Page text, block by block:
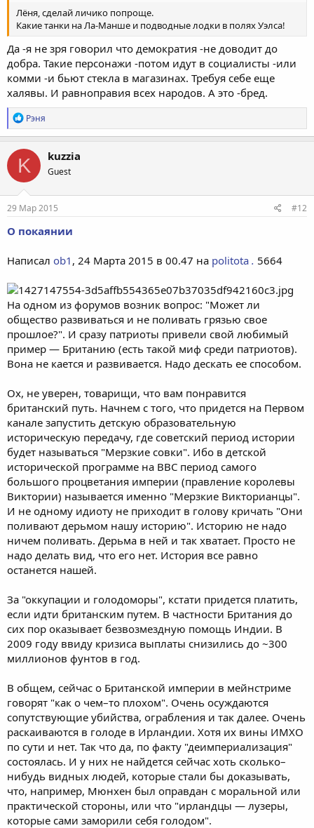
Лёня, сделай личико попроще.
Какие танки на Ла-Манше и подводные лодки в полях Уэлса!
Да -я не зря говорил что демократия -не доводит до
добра. Такие персонажи -потом идут в социалисты -или
комми -и бьют стекла в магазинах. Требуя себе еще
халявы. И равноправия всех народов. А это -бред.
Р
е
а
к
ц
и
и
:
Рэня
K kuzzia
Guest
29 Мар 2015 #12
О покаянии
Написал ob1 , 24 Марта 2015 в 00.47 на politota . 5664
На одном из форумов возник вопрос: "Может ли
общество развиваться и не поливать грязью свое
прошлое?". И сразу патриоты привели свой любимый
пример — Британию (есть такой миф среди патриотов).
Вона не кается и развивается. Надо дескать ее способом.
Ох, не уверен, товарищи, что вам понравится
британский путь. Начнем с того, что придется на Первом
канале запустить детскую образовательную
историческую передачу, где советский период истории
будет называться "Мерзкие совки". Ибо в детской
исторической программе на BBC период самого
большого процветания империи (правление королевы
Виктории) называется именно "Мерзкие Викторианцы".
И не одному идиоту не приходит в голову кричать "Они
поливают дерьмом нашу историю". Историю не надо
ничем поливать. Дерьма в ней и так хватает. Просто не
надо делать вид, что его нет. История все равно
останется нашей.
За "оккупации и голодоморы", кстати придется платить,
если идти британским путем. В частности Британия до
сих пор оказывает безвозмездную помощь Индии. В
2009 году ввиду кризиса выплаты снизились до ~300
миллионов фунтов в год.
В общем, сейчас о Британской империи в мейнстриме
говорят "как о чем–то плохом". Очень осуждаются
сопутствующие убийства, ограбления и так далее. Очень
раскаиваются в голоде в Ирландии. Хотя их вины ИМХО
по сути и нет. Так что да, по факту "деимпериализация"
состоялась. И у них не найдется сейчас хоть сколько–
нибудь видных людей, которые стали бы доказывать,
что, например, Мюнхен был оправдан с моральной или
практической стороны, или что "ирландцы — лузеры,
которые сами заморили себя голодом".